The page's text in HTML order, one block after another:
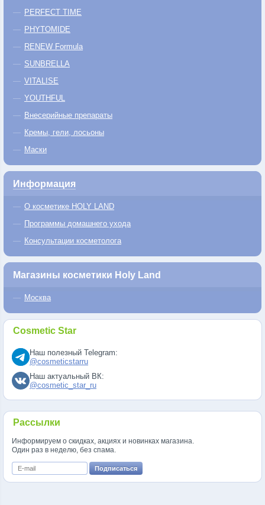
PERFECT TIME
PHYTOMIDE
RENEW Formula
SUNBRELLA
VITALISE
YOUTHFUL
Внесерийные препараты
Кремы, гели, лосьоны
Маски
Информация
О косметике HOLY LAND
Программы домашнего ухода
Консультации косметолога
Магазины косметики Holy Land
Москва
Cosmetic Star
Наш полезный Telegram:
@cosmeticstarru
Наш актуальный ВК:
@cosmetic_star_ru
Рассылки
Информируем о скидках, акциях и новинках магазина.
Один раз в неделю, без спама.